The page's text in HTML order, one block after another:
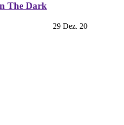
The Dark
29 Dez. 20